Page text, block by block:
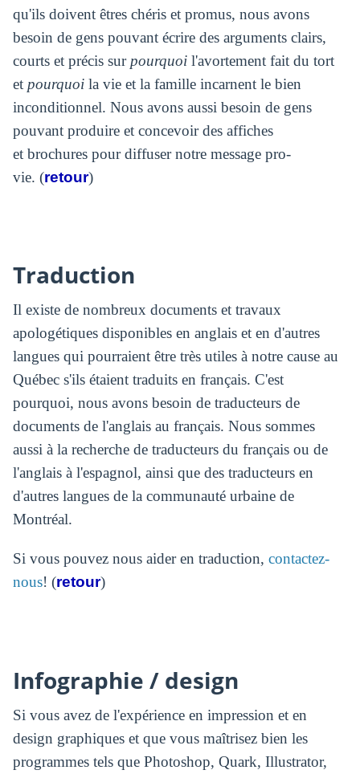
qu'ils doivent êtres chéris et promus, nous avons
besoin de gens pouvant écrire des arguments clairs,
courts et précis sur pourquoil'avortement fait du tort
et pourquoila vie et la famille incarnent le bien
inconditionnel. Nous avons aussi besoin de gens
pouvant produire et concevoir des affiches
et brochures pour diffuser notre message pro-
vie. (retour)
Traduction
Il existe de nombreux documents et travaux
apologétiques disponibles en anglais et en d'autres
langues qui pourraient être très utiles à notre cause au
Québec s'ils étaient traduits en français. C'est
pourquoi, nous avons besoin de traducteurs de
documents de l'anglais au français. Nous sommes
aussi à la recherche de traducteurs du français ou de
l'anglais à l'espagnol, ainsi que des traducteurs en
d'autres langues de la communauté urbaine de
Montréal.
Si vous pouvez nous aider en traduction, contactez-
nous! (retour)
Infographie / design
Si vous avez de l'expérience en impression et en
design graphiques et que vous maîtrisez bien les
programmes tels que Photoshop, Quark, Illustrator,